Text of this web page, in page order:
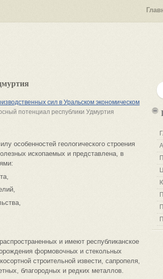
сил в Уральском экономическом
потенциал республики Удмуртия
особенностей геологического строения
ископаемых и представлена, в
и имеют республиканское
формовочных и стекольных
строительной извести, сапропеля,
благородных и редких металлов.